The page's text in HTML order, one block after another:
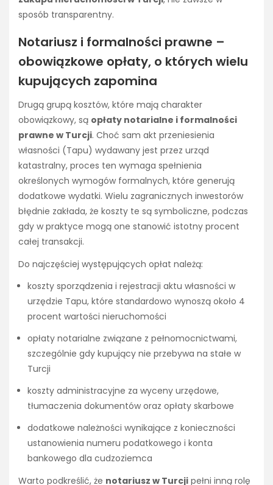
sposób transparentny.
Notariusz i formalności prawne –
obowiązkowe opłaty, o których wielu
kupujących zapomina
Drugą grupą kosztów, które mają charakter
obowiązkowy, są opłaty notarialne i formalności
prawne w Turcji. Choć sam akt przeniesienia
własności (Tapu) wydawany jest przez urząd
katastralny, proces ten wymaga spełnienia
określonych wymogów formalnych, które generują
dodatkowe wydatki. Wielu zagranicznych inwestorów
błędnie zakłada, że koszty te są symboliczne, podczas
gdy w praktyce mogą one stanowić istotny procent
całej transakcji.
Do najczęściej występujących opłat należą:
koszty sporządzenia i rejestracji aktu własności w
urzędzie Tapu, które standardowo wynoszą około 4
procent wartości nieruchomości
opłaty notarialne związane z pełnomocnictwami,
szczególnie gdy kupujący nie przebywa na stałe w
Turcji
koszty administracyjne za wyceny urzędowe,
tłumaczenia dokumentów oraz opłaty skarbowe
dodatkowe należności wynikające z konieczności
ustanowienia numeru podatkowego i konta
bankowego dla cudzoziemca
Warto podkreślić, że notariusz w Turcji pełni inną rolę